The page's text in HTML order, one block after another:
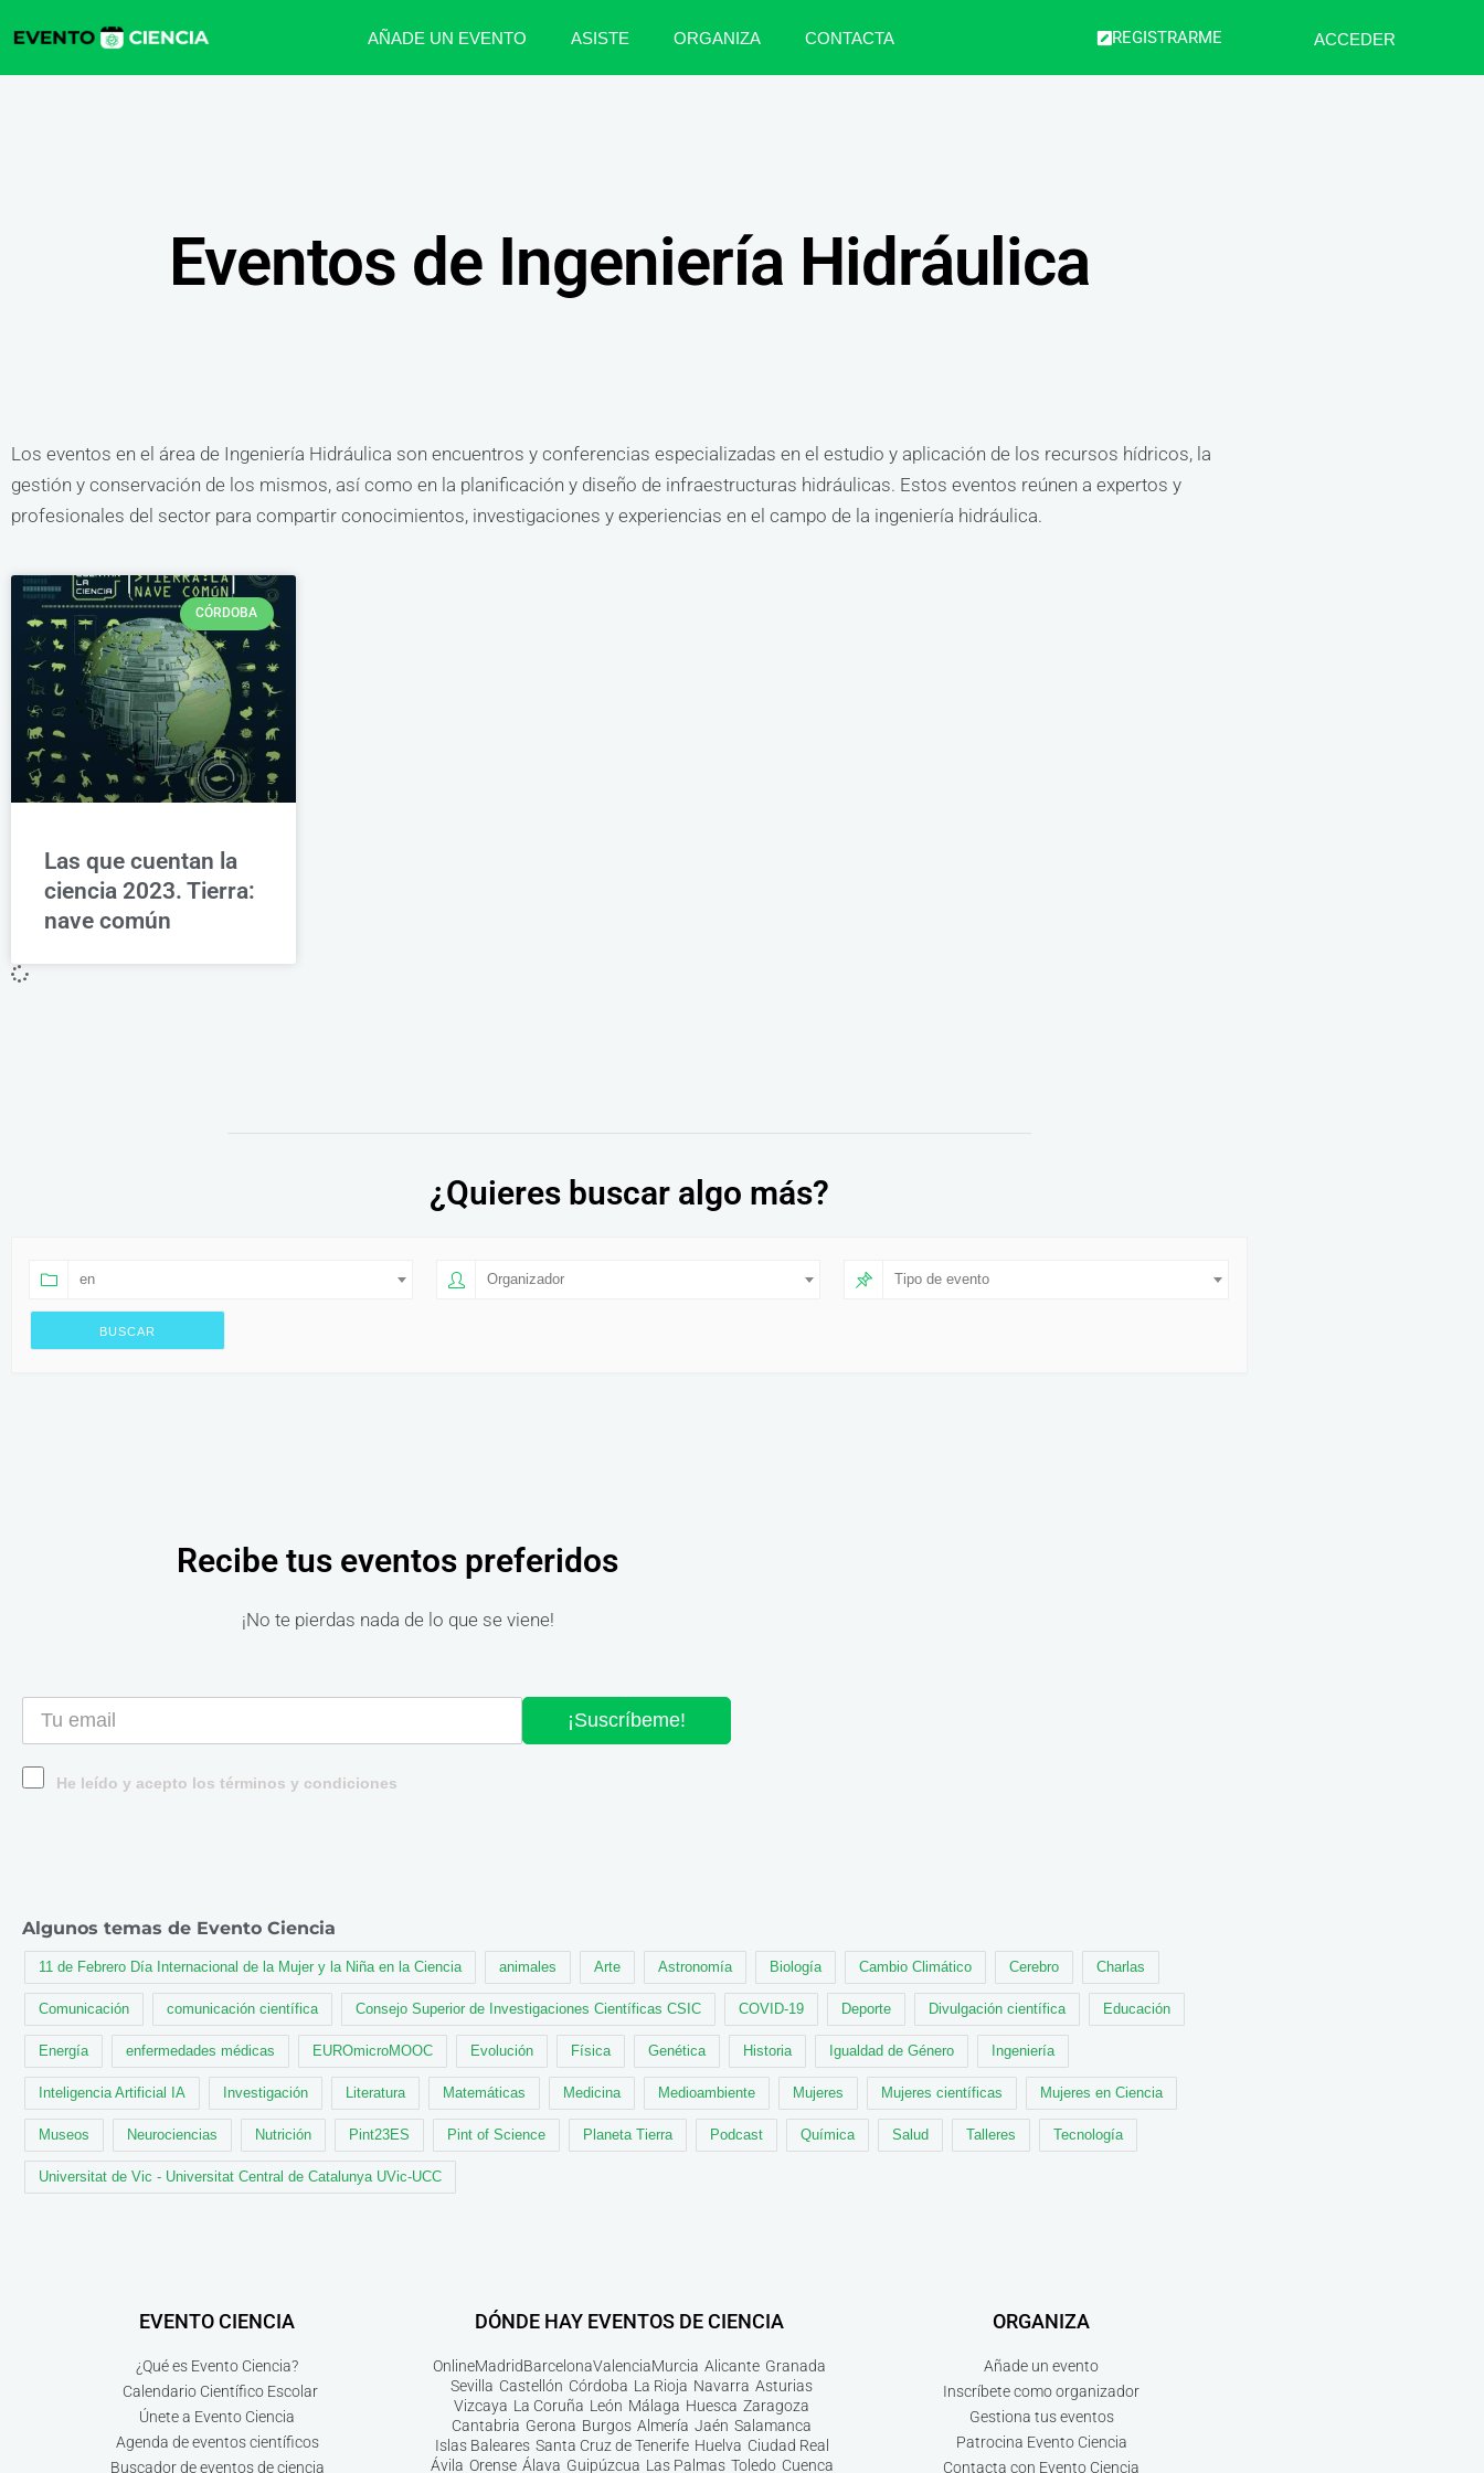
AÑADE UN EVENTO ASISTE ORGANIZA CONTACTA REGISTRARME ACCEDER
Eventos de Ingeniería Hidráulica
Los eventos en el área de Ingeniería Hidráulica son encuentros y conferencias especializadas en el estudio y aplicación de los recursos hídricos, la
gestión y conservación de los mismos, así como en la planificación y diseño de infraestructuras hidráulicas. Estos eventos reúnen a expertos y
profesionales del sector para compartir conocimientos, investigaciones y experiencias en el campo de la ingeniería hidráulica.
CÓRDOBA
Las que cuentan la
ciencia 2023. Tierra:
nave común
¿Quieres buscar algo más?
en Organizador Tipo de evento
Recibe tus eventos preferidos
¡No te pierdas nada de lo que se viene!
¡Suscríbeme!
He leído y acepto los términos y condiciones
Algunos temas de Evento Ciencia
11 de Febrero Día Internacional de la Mujer y la Niña en la Ciencia animales Arte Astronomía Biología Cambio Climático Cerebro Charlas
Comunicación comunicación científica Consejo Superior de Investigaciones Científicas CSIC COVID-19 Deporte Divulgación científica Educación
Energía enfermedades médicas EUROmicroMOOC Evolución Física Genética Historia Igualdad de Género Ingeniería
Inteligencia Artificial IA Investigación Literatura Matemáticas Medicina Medioambiente Mujeres Mujeres científicas Mujeres en Ciencia
Museos Neurociencias Nutrición Pint23ES Pint of Science Planeta Tierra Podcast Química Salud Talleres Tecnología
Universitat de Vic - Universitat Central de Catalunya UVic-UCC
EVENTO CIENCIA
¿Qué es Evento Ciencia?
Calendario Científico Escolar
Únete a Evento Ciencia
Agenda de eventos científicos
Buscador de eventos de ciencia
DÓNDE HAY EVENTOS DE CIENCIA
OnlineMadridBarcelonaValenciaMurcia Alicante Granada
Sevilla Castellón Córdoba La Rioja Navarra Asturias
Vizcaya La Coruña León Málaga Huesca Zaragoza
Cantabria Gerona Burgos Almería Jaén Salamanca
Islas Baleares Santa Cruz de Tenerife Huelva Ciudad Real
Ávila Orense Álava Guipúzcua Las Palmas Toledo Cuenca
ORGANIZA
Añade un evento
Inscríbete como organizador
Gestiona tus eventos
Patrocina Evento Ciencia
Contacta con Evento Ciencia